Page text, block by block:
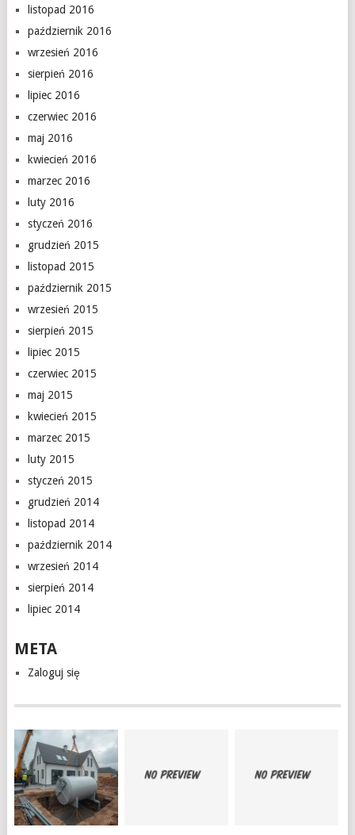
listopad 2016
październik 2016
wrzesień 2016
sierpień 2016
lipiec 2016
czerwiec 2016
maj 2016
kwiecień 2016
marzec 2016
luty 2016
styczeń 2016
grudzień 2015
listopad 2015
październik 2015
wrzesień 2015
sierpień 2015
lipiec 2015
czerwiec 2015
maj 2015
kwiecień 2015
marzec 2015
luty 2015
styczeń 2015
grudzień 2014
listopad 2014
październik 2014
wrzesień 2014
sierpień 2014
lipiec 2014
META
Zaloguj się